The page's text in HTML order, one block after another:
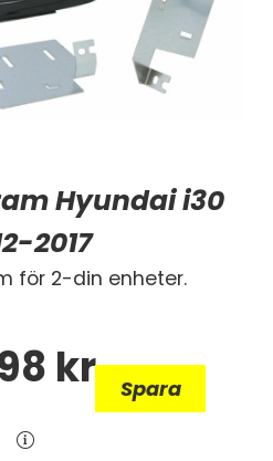
Hyundai i30
2017
för 2-din enheter.
kr Spara